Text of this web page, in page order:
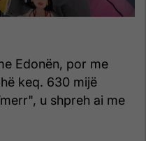
Edonën, por me
keq. 630 mijë
u shpreh ai me